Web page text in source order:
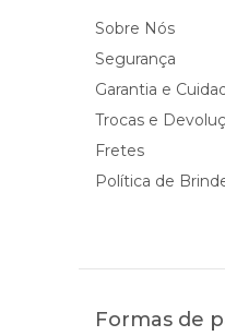
Sobre Nós
Segurança
Garantia e
Trocas e
Fretes
Política de
Formas de